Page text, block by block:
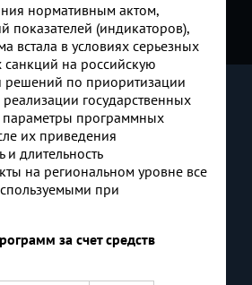
нормативным актом,
показателей (индикаторов),
встала в условиях серьезных
на российскую
решений по приоритизации
государственных
параметры программных
их приведения
и длительность
на региональном уровне все
при
за счет средств